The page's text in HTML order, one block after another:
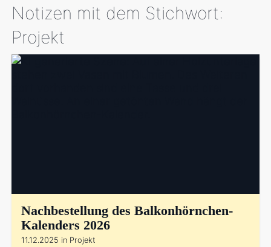
Notizen mit dem Stichwort:
Projekt
Nachbestellung des Balkonhörnchen-
Kalenders 2026
11.12.2025 in Projekt